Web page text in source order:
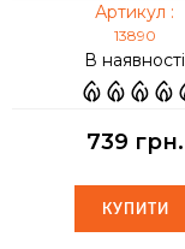
Артикул :
13890
В наявності
739 грн.
КУПИТИ
КУПИТИ